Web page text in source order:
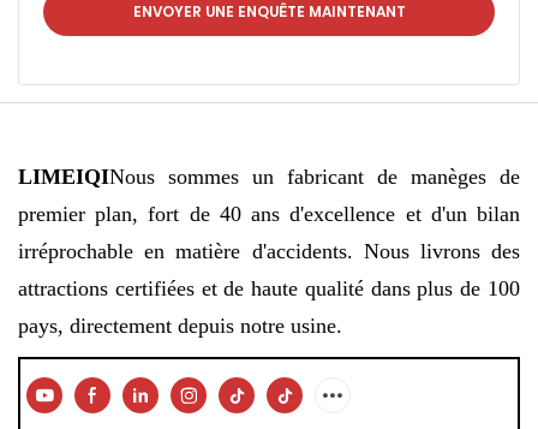
ENVOYER UNE ENQUÊTE MAINTENANT
LIMEIQINous sommes un fabricant de manèges de
premier plan, fort de 40 ans d'excellence et d'un bilan
irréprochable en matière d'accidents. Nous livrons des
attractions certifiées et de haute qualité dans plus de 100
pays, directement depuis notre usine.